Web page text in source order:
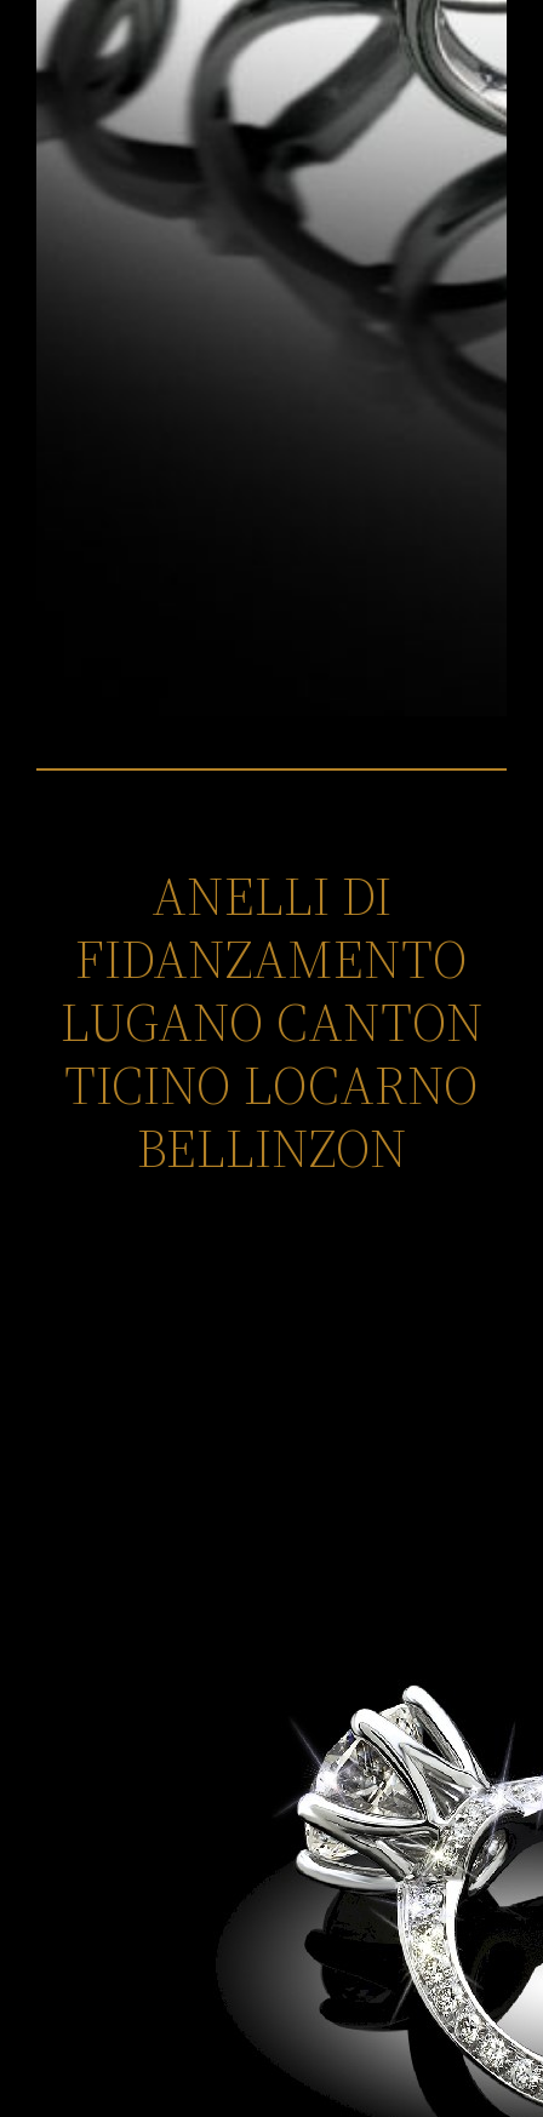
ANELLI DI
FIDANZAMENTO
LUGANO CANTON
TICINO LOCARNO
BELLINZON